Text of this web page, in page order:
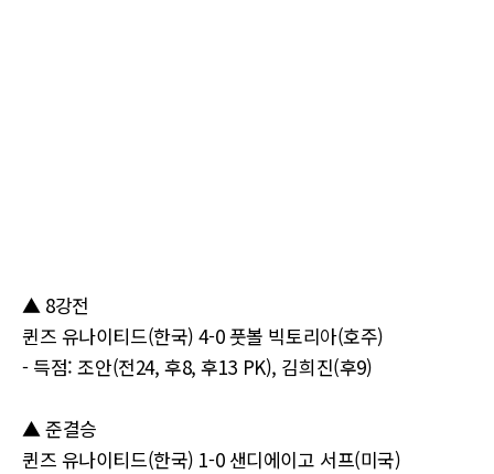
▲ 8강전
퀸즈 유나이티드(한국) 4-0 풋볼 빅토리아(호주)
- 득점: 조안(전24, 후8, 후13 PK), 김희진(후9)
▲ 준결승
퀸즈 유나이티드(한국) 1-0 샌디에이고 서프(미국)